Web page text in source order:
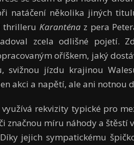
natáčení několika jiných
thrilleru Karanténaz pera
zcela odlišné pojetí.
oříškem, jaký
svižnou jízdu krajinou
akci a napětí, ale ani notnou
rekvizity typické pro
značnou míru náhody a
jejich sympatickému